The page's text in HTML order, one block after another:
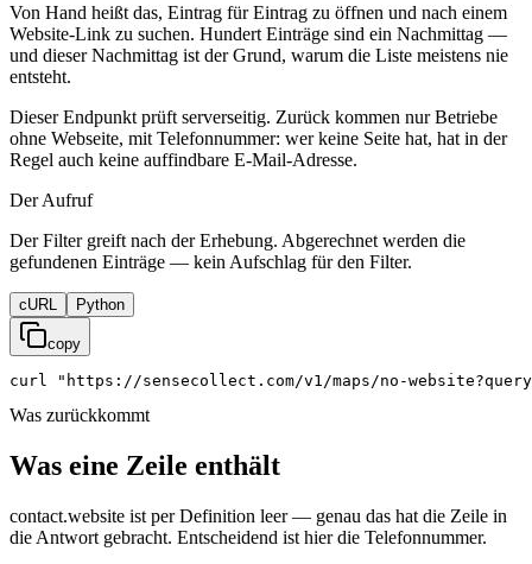
Von Hand heißt das, Eintrag für Eintrag zu öffnen und nach einem
Website-Link zu suchen. Hundert Einträge sind ein Nachmittag —
und dieser Nachmittag ist der Grund, warum die Liste meistens nie
entsteht.
Dieser Endpunkt prüft serverseitig. Zurück kommen nur Betriebe
ohne Webseite, mit Telefonnummer: wer keine Seite hat, hat in der
Regel auch keine auffindbare E-Mail-Adresse.
Der Aufruf
Der Filter greift nach der Erhebung. Abgerechnet werden die
gefundenen Einträge — kein Aufschlag für den Filter.
cURL Python
copy
curl "https://sensecollect.com/v1/maps/no-
Was zurückkommt
Was eine Zeile enthält
contact.website ist per Definition leer — genau das hat die Zeile in
die Antwort gebracht. Entscheidend ist hier die Telefonnummer.